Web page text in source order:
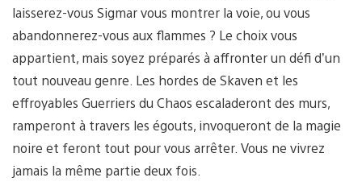
laisserez-vous Sigmar vous montrer la voie, ou vous
abandonnerez-vous aux flammes ? Le choix vous
appartient, mais soyez préparés à affronter un défi d’un
tout nouveau genre. Les hordes de Skaven et les
effroyables Guerriers du Chaos escaladeront des murs,
ramperont à travers les égouts, invoqueront de la magie
noire et feront tout pour vous arrêter. Vous ne vivrez
jamais la même partie deux fois.